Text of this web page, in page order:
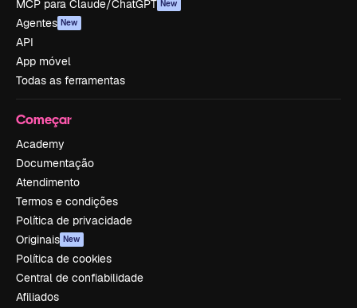
MCP para Claude/ChatGPT New
Agentes New
API
App móvel
Todas as ferramentas
Começar
Academy
Documentação
Atendimento
Termos e condições
Política de privacidade
Originais New
Política de cookies
Central de confiabilidade
Afiliados